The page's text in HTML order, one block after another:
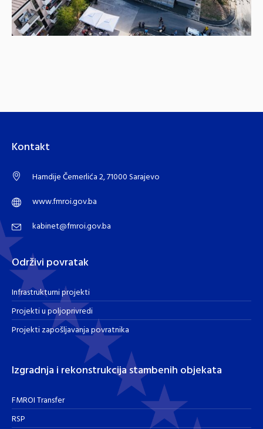
Kontakt
Hamdije Čemerlića 2, 71000 Sarajevo
www.fmroi.gov.ba
kabinet@fmroi.gov.ba
Održivi povratak
Infrastrukturni projekti
Projekti u poljoprivredi
Projekti zapošljavanja povratnika
Izgradnja i rekonstrukcija stambenih objekata
FMROI Transfer
RSP